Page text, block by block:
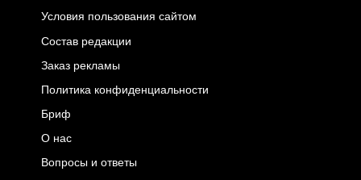
Условия пользования сайтом
Состав редакции
Заказ рекламы
Политика конфиденциальности
Бриф
О нас
Вопросы и ответы